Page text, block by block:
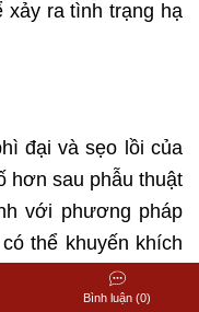
ra tình trạng hạ
đại và sẹo lồi của
hơn sau phẫu thuật
với phương pháp
thể khuyến khích
thương cho những
hoặc sau phẫu
Bình luận (0)